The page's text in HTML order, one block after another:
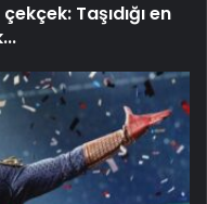
Taşıdığı en